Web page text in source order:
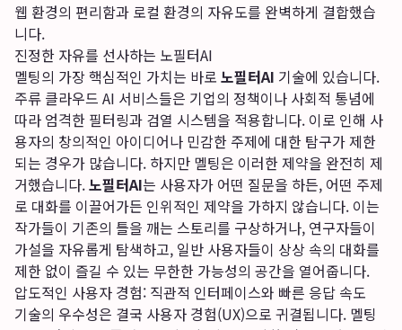
웹 환경의 편리함과 로컬 환경의 자유도를 완벽하게 결합했습
니다.
진정한 자유를 선사하는 노필터AI
멜팅의 가장 핵심적인 가치는 바로 노필터AI 기술에 있습니다.
주류 클라우드 AI 서비스들은 기업의 정책이나 사회적 통념에
따라 엄격한 필터링과 검열 시스템을 적용합니다. 이로 인해 사
용자의 창의적인 아이디어나 민감한 주제에 대한 탐구가 제한
되는 경우가 많습니다. 하지만 멜팅은 이러한 제약을 완전히 제
거했습니다.노필터AI는 사용자가 어떤 질문을 하든, 어떤 주제
로 대화를 이끌어가든 인위적인 제약을 가하지 않습니다. 이는
작가들이 기존의 틀을 깨는 스토리를 구상하거나, 연구자들이
가설을 자유롭게 탐색하고, 일반 사용자들이 상상 속의 대화를
제한 없이 즐길 수 있는 무한한 가능성의 공간을 열어줍니다.
압도적인 사용자 경험: 직관적 인터페이스와 빠른 응답 속도
기술의 우수성은 결국 사용자 경험(UX)으로 귀결됩니다. 멜팅